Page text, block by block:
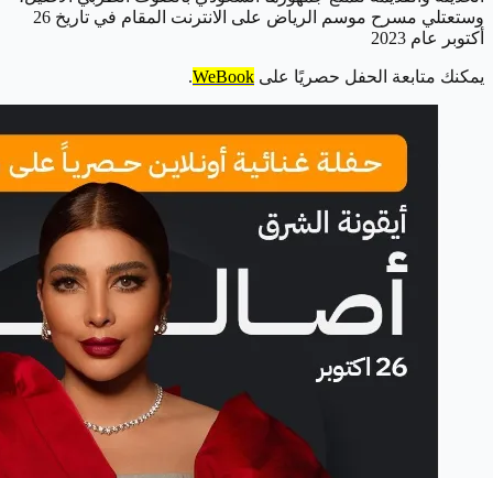
وستعتلي مسرح موسم الرياض على الانترنت المقام في تاريخ 26
أكتوبر عام 2023
يمكنك متابعة الحفل حصريًا على WeBook
.